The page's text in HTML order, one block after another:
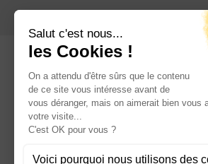
ENTREPRISE